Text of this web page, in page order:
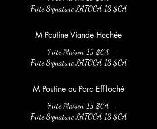
Frite Signature LATOCA 18 $CA
M Poutine Viande Hachée
Frite Maison 15 $CA
Frite Signature LATOCA 18 $CA
M Poutine au Porc Effiloché
Frite Maison 15 $CA
Frite Signature LATOCA 18 $CA